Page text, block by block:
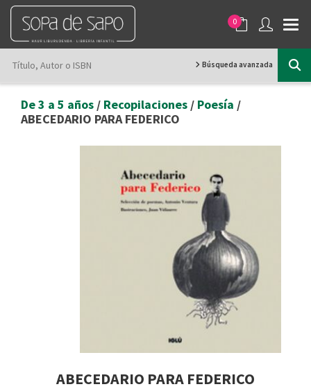
0
Búsqueda avanzada
De 3 a 5 años / Recopilaciones / Poesía /
ABECEDARIO PARA FEDERICO
ABECEDARIO PARA FEDERICO